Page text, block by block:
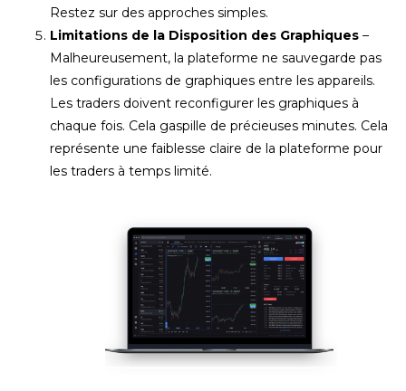
Restez sur des approches simples.
Limitations de la Disposition des Graphiques –
Malheureusement, la plateforme ne sauvegarde pas
les configurations de graphiques entre les appareils.
Les traders doivent reconfigurer les graphiques à
chaque fois. Cela gaspille de précieuses minutes. Cela
représente une faiblesse claire de la plateforme pour
les traders à temps limité.